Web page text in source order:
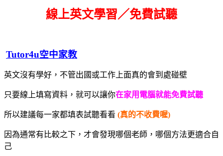
線上英文學習／免費試聽
Tutor4u空中家教
英文沒有學好，不管出國或工作上面真的會到處碰壁
只要線上填寫資料，就可以讓你在家用電腦就能免費試聽
所以建議每一家都填表試聽看看 (真的不收費喔)
因為通常有比較之下，才會發現哪個老師，哪個方法更適合自
己